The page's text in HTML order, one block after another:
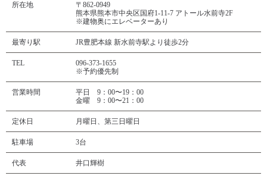
所在地
〒862-0949
熊本県熊本市中央区国府1-11-7 アトール水前寺2F
※建物奥にエレベーターあり
最寄り駅 JR豊肥本線 新水前寺駅より徒歩2分
TEL
096-373-1655
※予約優先制
営業時間
平日 9：00〜19：00
金曜 9：00〜21：00
定休日 月曜日、第三日曜日
駐車場 3台
代表 井口輝樹